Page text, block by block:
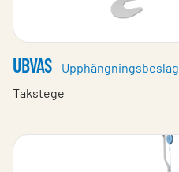
UBVAS- Upphängningsbeslag
Takstege